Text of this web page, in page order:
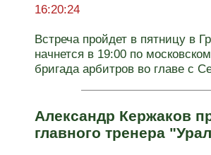
16:20:24
Встреча пройдет в пятницу в
начнется в 19:00 по
бригада арбитров во главе с
Александр Кержаков
главного тренера